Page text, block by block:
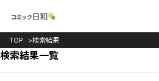
TOP 検索結果
検索結果一覧